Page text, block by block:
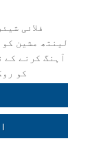
فلائی
لینتھ مشین
آہنگ کرنے کے
کو